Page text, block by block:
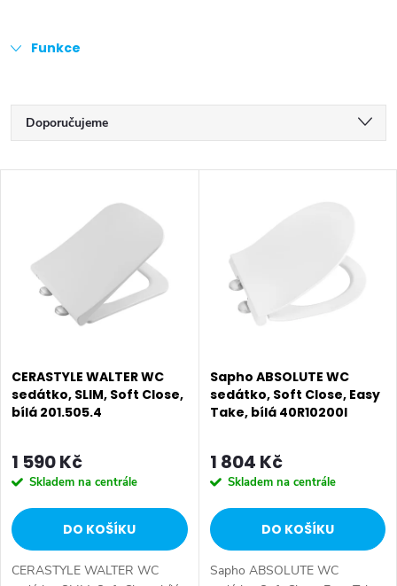
Funkce
Ř
a
p
r
d
u
k
Doporučujeme
Nejprodávanější
Abecedně
p
r
o
d
u
CERASTYLE WALTER WC
sedátko, SLIM, Soft Close,
bílá 201.505.4
1 590 Kč
Skladem na centrále
DO KOŠÍKU
CERASTYLE WALTER WC
Sapho ABSOLUTE WC
sedátko, Soft Close, Easy
Take, bílá 40R10200I
1 804 Kč
Skladem na centrále
DO KOŠÍKU
Sapho ABSOLUTE WC